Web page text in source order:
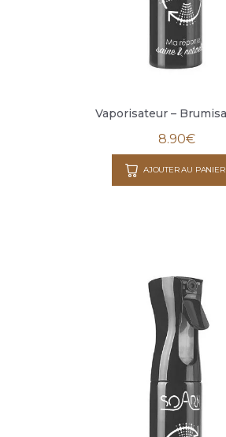
Vaporisateur –
8.90€
AJOUTER AU PANIER